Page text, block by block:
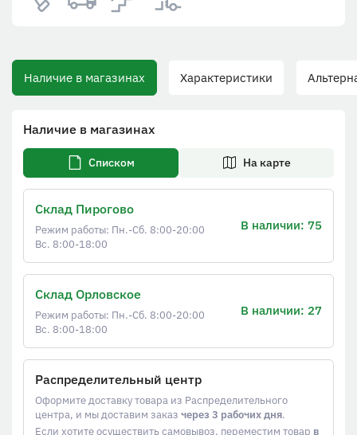
Наличие в магазинах Характеристики
Наличие в магазинах
Списком На карте
Склад Пирогово
Режим работы: Пн.-Сб. 8:00-20:00
Вс. 8:00-18:00
В наличии: 75
Склад Орловское
Режим работы: Пн.-Сб. 8:00-20:00
Вс. 8:00-18:00
В наличии: 27
Распределительный центр
Оформите доставку товара из Распределительного
центра, и мы доставим заказ через 3 рабочих дня.
Если хотите осуществить самовывоз, переместим товар в